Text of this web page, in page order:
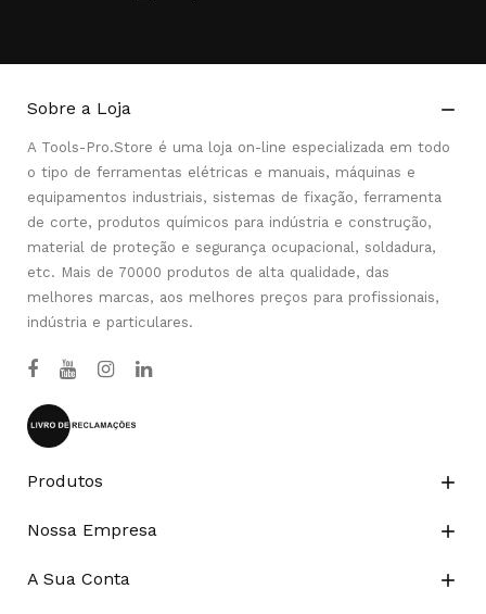
Sobre a Loja 
A Tools-Pro.Store é uma loja on-line especializada em todo
o tipo de ferramentas elétricas e manuais, máquinas e
equipamentos industriais, sistemas de fixação, ferramenta
de corte, produtos químicos para indústria e construção,
material de proteção e segurança ocupacional, soldadura,
etc. Mais de 70000 produtos de alta qualidade, das
melhores marcas, aos melhores preços para profissionais,
indústria e particulares.
Produtos 
Nossa Empresa 
A Sua Conta 